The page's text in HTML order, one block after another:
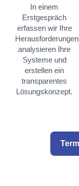
In einem
Erstgespräch
erfassen wir Ihre
analysieren Ihre
Systeme und
erstellen ein
transparentes
Lösungskonzept.